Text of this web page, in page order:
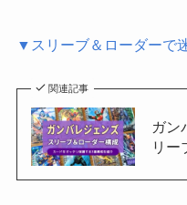
▼スリーブ＆ローダーで
関連記事
ガン
リー